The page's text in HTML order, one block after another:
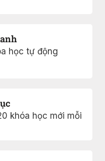
học tự động
khóa học mới mỗi